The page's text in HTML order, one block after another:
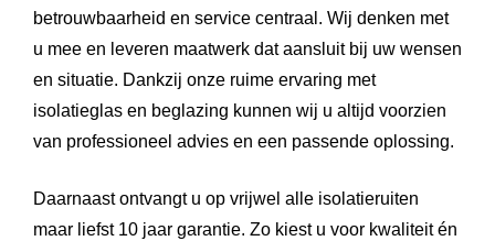
betrouwbaarheid en service centraal. Wij denken met
u mee en leveren maatwerk dat aansluit bij uw wensen
en situatie. Dankzij onze ruime ervaring met
isolatieglas en beglazing kunnen wij u altijd voorzien
van professioneel advies en een passende oplossing.
Daarnaast ontvangt u op vrijwel alle isolatieruiten
maar liefst 10 jaar garantie. Zo kiest u voor kwaliteit én